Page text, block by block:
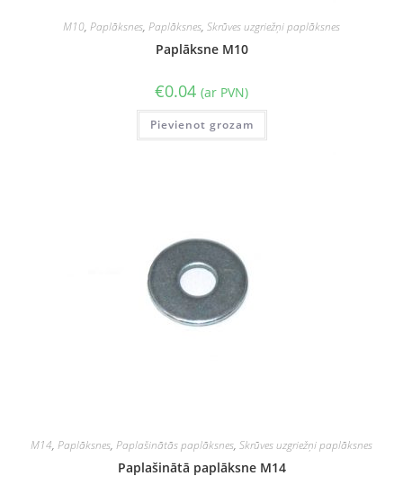
M10, Paplāksnes, Paplāksnes, Skrūves uzgriežņi paplāksnes
Paplāksne M10
€0.04 (ar PVN)
Pievienot grozam
M14, Paplāksnes, Paplašinātās paplāksnes, Skrūves uzgriežņi paplāksnes
Paplašinātā paplāksne M14